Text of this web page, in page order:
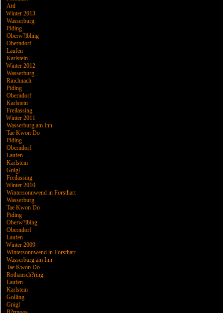
Attl
Winter 2013
Wasserburg
Piding
Oberw?lbling
Oberndorf
Laufen
Karlstein
Winter 2012
Wasserburg
Rinchnach
Piding
Oberndorf
Karlstein
Freilassing
Winter 2011
Wasserburg am Inn
Tae Kwon Do
Piding
Oberndorf
Laufen
Karlstein
Gnigl
Freilassing
Winter 2010
Wintersonnwend in Forsthart
Wasserburg
Tae Kwon Do
Piding
Oberw?lbing
Oberndorf
Laufen
Winter 2009
Wintersonnwend in Forsthart
Wasserburg am Inn
Tae Kwon Do
Rothansch?ring
Laufen
Karlstein
Golling
Gnigl